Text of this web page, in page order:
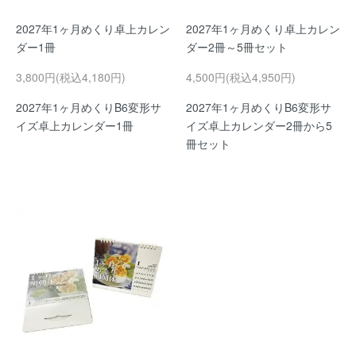
2027年1ヶ月めくり卓上カレン
ダー1冊
3,800円(税込4,180円)
2027年1ヶ月めくりB6変形サ
イズ卓上カレンダー1冊
2027年1ヶ月めくり卓上カレン
ダー2冊～5冊セット
4,500円(税込4,950円)
2027年1ヶ月めくりB6変形サ
イズ卓上カレンダー2冊から5
冊セット